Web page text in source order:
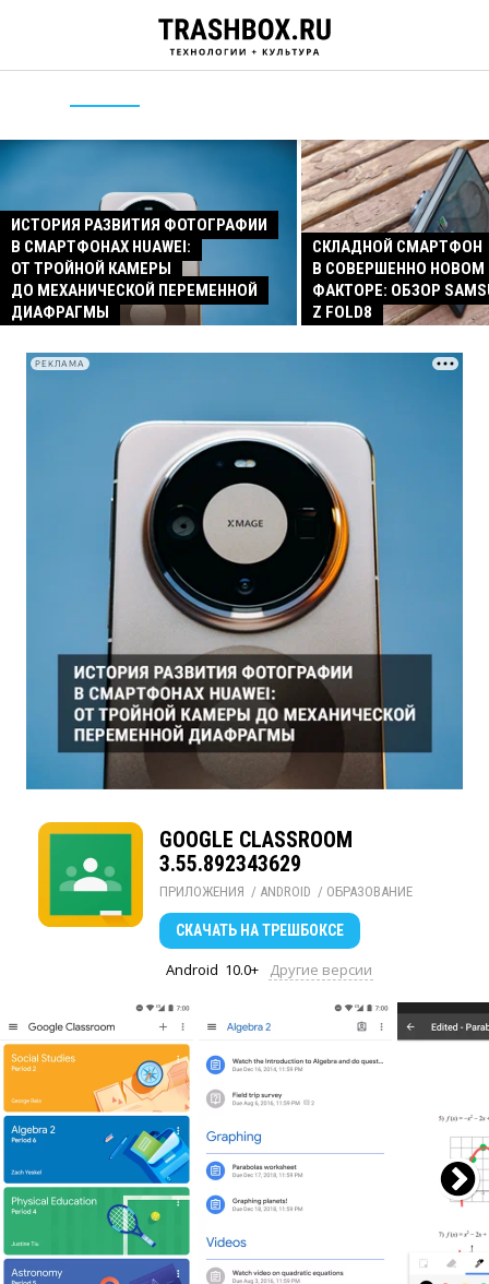
ИСТОРИЯ РАЗВИТИЯ ФОТОГРАФИИ
В СМАРТФОНАХ HUAWEI:
ОТ ТРОЙНОЙ КАМЕРЫ
ДО МЕХАНИЧЕСКОЙ ПЕРЕМЕННОЙ
ДИАФРАГМЫ
СКЛАДНОЙ СМАРТФОН
В СОВЕРШЕННО
ФАКТОРЕ: ОБЗОР
Z FOLD8
РЕКЛАМА
GOOGLE CLASSROOM
3.55.892343629
ПРИЛОЖЕНИЯ / ANDROID / ОБРАЗОВАНИЕ
СКАЧАТЬ НА ТРЕШБОКСЕ
Android 10.0+ Другие версии